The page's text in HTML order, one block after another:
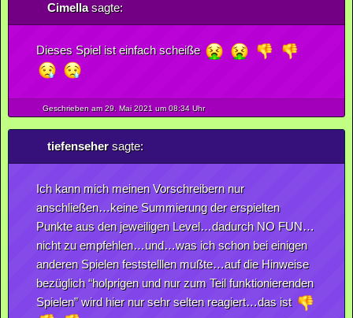
Cimellasagte:
Dieses Spiel ist einfach scheiße
Geschrieben am 29. Mai2021 um 08:34 Uhr
tiefensehersagte:
Ich kann mich meinen Vorschreibern nur
anschließen…keine Summierung der erspielten
Punkte aus den jeweiligen Level…dadurch NO FUN…
nicht zu empfehlen…und…was ich schon bei einigen
anderen Spielen feststelllen mußte…auf die Hinweise
bezüglich “holprigen und nur zum Teil funktionierenden
Spielen” wird hier nur sehr selten reagiert…das ist